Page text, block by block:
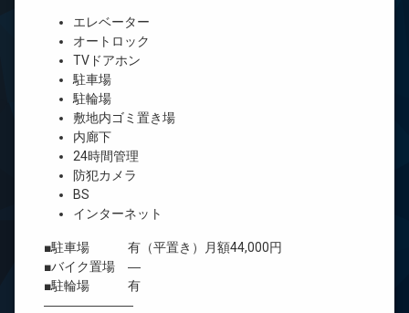
エレベーター
オートロック
TVドアホン
駐車場
駐輪場
敷地内ゴミ置き場
内廊下
24時間管理
防犯カメラ
BS
インターネット
■駐車場 有（平置き）月額44,000円
■バイク置場 ―
■駐輪場 有
―――――――